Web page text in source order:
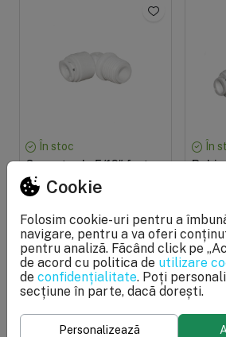
În stoc
Conector L, 5/16″ furtun
(8 mm) x1/4″ filet
exterior, cuplare cu
mufa rapida pentru tub
8 mm
10,16 lei
În
Cookie
Folosim cookie-uri pentru a
navigare, pentru a va oferi
pentru analiză. Făcând click pe
de acord cu politica de utilizare
de confidențialitate. Poți
secțiune în parte, dacă dorești.
Personalizează